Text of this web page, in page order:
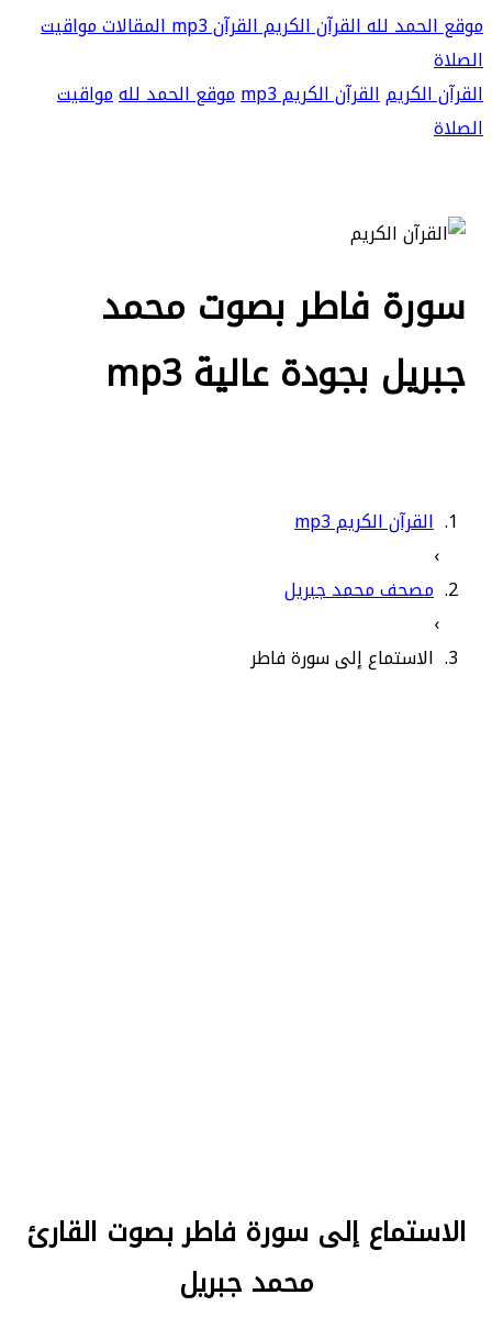
موقع الحمد للهالقرآن الكريمالقرآن mp3 المقالاتمواقيت
الصلاة
القرآن الكريمالقرآن الكريم mp3 موقع الحمد للهمواقيت
الصلاة
سورة فاطر بصوت محمد
جبريل بجودة عالية mp3
القرآن الكريم mp3
›
مصحف محمد جبريل
›
الاستماع إلى سورة فاطر
الاستماع إلى سورة فاطر بصوت القارئ
محمد جبريل